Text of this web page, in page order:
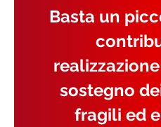
Basta un
sostegno
fragili ed